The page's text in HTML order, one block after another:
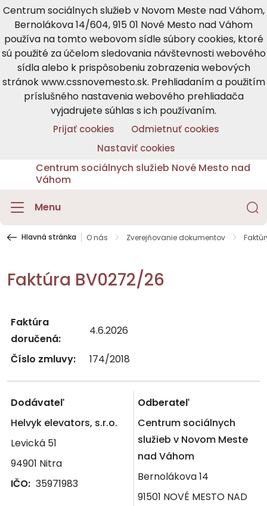
Centrum sociálnych služieb v Novom Meste nad Váhom,
Bernolákova 14/604, 915 01 Nové Mesto nad Váhom
používa na tomto webovom sídle súbory cookies, ktoré
sú použité za účelom sledovania návštevnosti webového
sídla alebo k prispôsobeniu zobrazenia webových
stránok www.cssnovemesto.sk. Prehliadaním a použitím
príslušného nastavenia webového prehliadača
vyjadrujete súhlas s ich používaním.
Prijať cookies
Odmietnuť cookies
Nastaviť cookies
Centrum sociálnych služieb Nové Mesto nad
Váhom
Menu
Hlavná stránka O nás Zverejňovanie dokumentov
Faktúra BV0272/26
Faktúra
doručená:
4.6.2026
Číslo zmluvy: 174/2018
Dodávateľ
Helvyk elevators, s.r.o.
Levická 51
94901 Nitra
IČO: 35971983
Odberateľ
Centrum sociálnych
služieb v Novom Meste
nad Váhom
Bernolákova 14
91501 NOVÉ MESTO NAD